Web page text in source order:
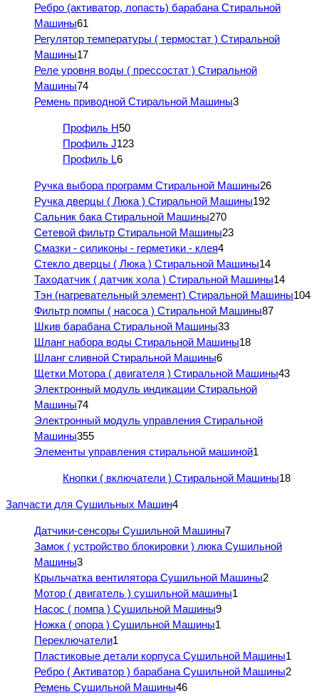
Ребро (активатор, лопасть) барабана Стиральной
Машины61
Регулятор температуры ( термостат ) Стиральной
Машины17
Реле уровня воды ( прессостат ) Стиральной
Машины74
Ремень приводной Стиральной Машины3
Профиль H50
Профиль J123
Профиль L6
Ручка выбора программ Стиральной Машины26
Ручка дверцы ( Люка ) Стиральной Машины192
Сальник бака Стиральной Машины270
Сетевой фильтр Стиральной Машины23
Смазки - силиконы - герметики - клея4
Стекло дверцы ( Люка ) Стиральной Машины14
Таходатчик ( датчик хола ) Стиральной Машины14
Тэн (нагревательный элемент) Стиральной Машины104
Фильтр помпы ( насоса ) Стиральной Машины87
Шкив барабана Стиральной Машины33
Шланг набора воды Стиральной Машины18
Шланг сливной Стиральной Машины6
Щетки Мотора ( двигателя ) Стиральной Машины43
Электронный модуль индикации Стиральной
Машины74
Электронный модуль управления Стиральной
Машины355
Элементы управления стиральной машиной1
Кнопки ( включатели ) Стиральной Машины18
Запчасти для Сушильных Машин4
Датчики-сенсоры Сушильной Машины7
Замок ( устройство блокировки ) люка Сушильной
Машины3
Крыльчатка вентилятора Сушильной Машины2
Мотор ( двигатель ) сушильной машины1
Насос ( помпа ) Сушильной Машины9
Ножка ( опора ) Сушильной Машины1
Переключатели1
Пластиковые детали корпуса Сушильной Машины1
Ребро ( Активатор ) барабана Сушильной Машины2
Ремень Сушильной Машины46